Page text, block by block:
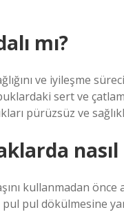
mı?
ve iyileşme
sert ve
pürüzsüz ve
nasıl
kullanmadan
pul dökülmesine